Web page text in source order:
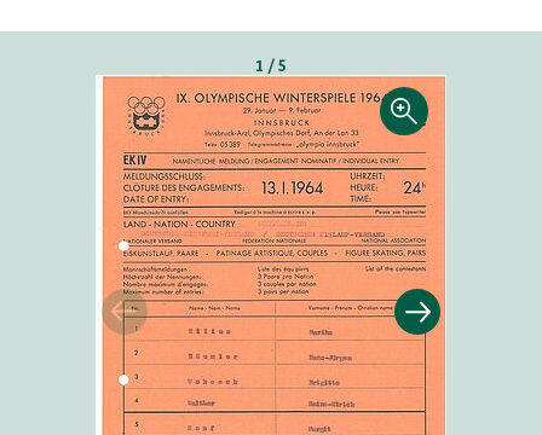
1 / 5